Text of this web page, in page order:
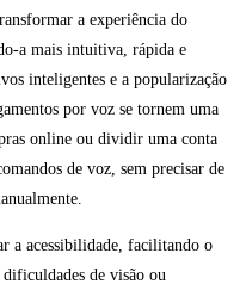
a experiência do
a mais intuitiva, rápida e
inteligentes e a popularização
por voz se tornem uma
online ou dividir uma conta
de voz, sem precisar de
a acessibilidade, facilitando o
dificuldades de visão ou